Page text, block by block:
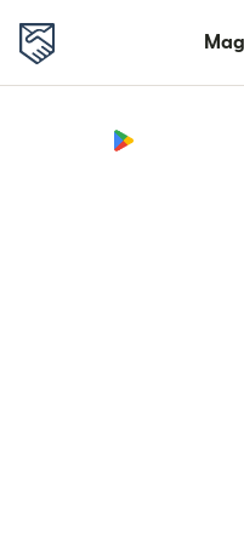
Google Play
Binuo
ng
Mag-send ng
nakadisenyong